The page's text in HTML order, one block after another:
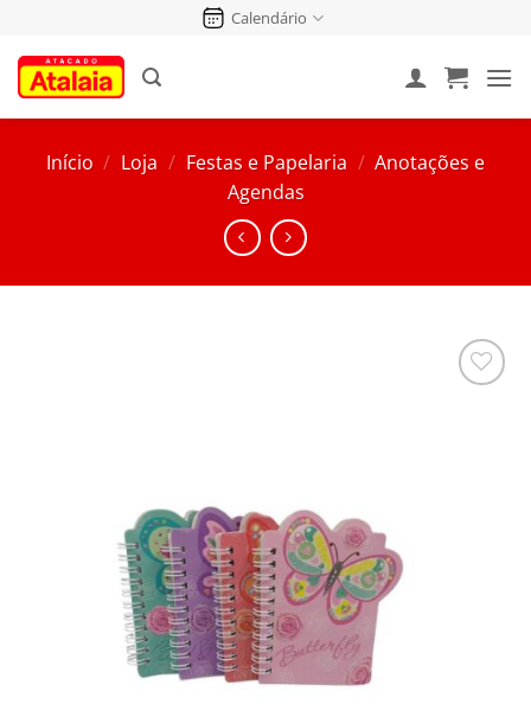
conteúdo
Calendário
Início / Loja / Festas e Papelaria / Anotações e
Agendas